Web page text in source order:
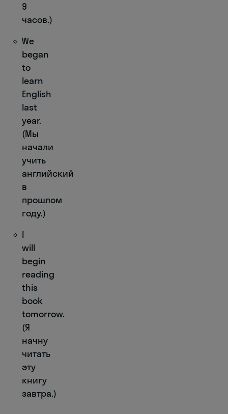
9
часов.)
We
began
to
learn
English
last
year.
(Мы
начали
учить
английский
в
прошлом
году.)
I
will
begin
reading
this
book
tomorrow.
(Я
начну
читать
эту
книгу
завтра.)